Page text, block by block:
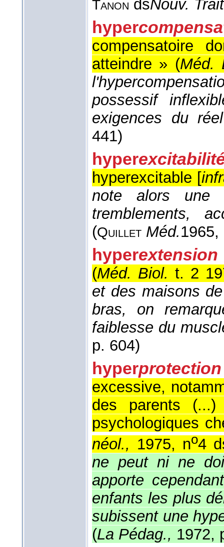
Tanon dsNouv.
hyper
compensatoire
atteindre » (Méd.
possessif
exigences du
441)
hyper
hyperexcitable [
note alors une
tremblements,
(Quillet Méd.1965,
hyperextension
(Méd. Biol. t. 2
et des maisons
bras, on
faiblesse du
p. 604)
hyperprotection
excessive,
des parents (...)
psychologiques
néol., 1975, no4
ne peut ni ne
apporte
enfants les plus
subissent une
(La Pédag., 1972,